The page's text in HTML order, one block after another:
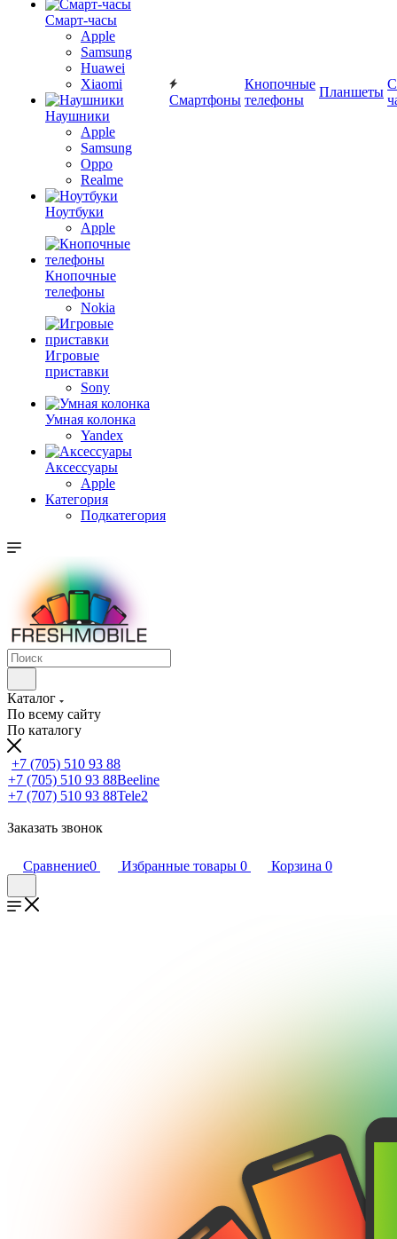
Смарт-часы
Apple
Samsung
Huawei
Xiaomi
Наушники
Apple
Samsung
Oppo
Realme
Ноутбуки
Apple
Кнопочные
телефоны
Nokia
Игровые
приставки
Sony
Умная колонка
Yandex
Аксессуары
Apple
Категория
Подкатегория
Смартфоны
Кнопочные
телефоны
Планшеты
Каталог
По всему сайту
По каталогу
+7 (705) 510 93 88
+7 (705) 510 93 88Beeline
+7 (707) 510 93 88Tele2
Заказать звонок
Сравнение0 Избранные товары 0 Корзина 0